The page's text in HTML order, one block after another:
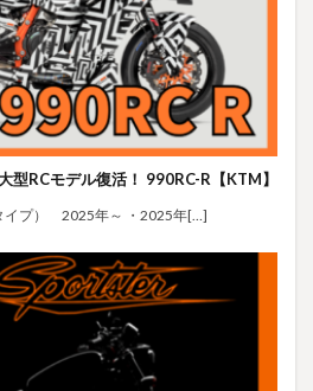
型RCモデル復活！ 990RC-R【KTM】
イプ） 2025年～ ・2025年[…]